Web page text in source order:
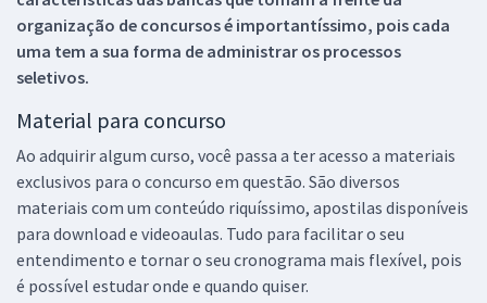
organização de concursos é importantíssimo, pois cada
uma tem a sua forma de administrar os processos
seletivos.
Material para concurso
Ao adquirir algum curso, você passa a ter acesso a materiais
exclusivos para o concurso em questão. São diversos
materiais com um conteúdo riquíssimo, apostilas disponíveis
para download e videoaulas. Tudo para facilitar o seu
entendimento e tornar o seu cronograma mais flexível, pois
é possível estudar onde e quando quiser.